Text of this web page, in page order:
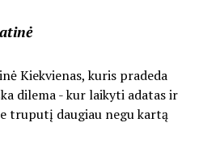
Kiekvienas, kuris pradeda
dilema - kur laikyti adatas ir
truputį daugiau negu kartą